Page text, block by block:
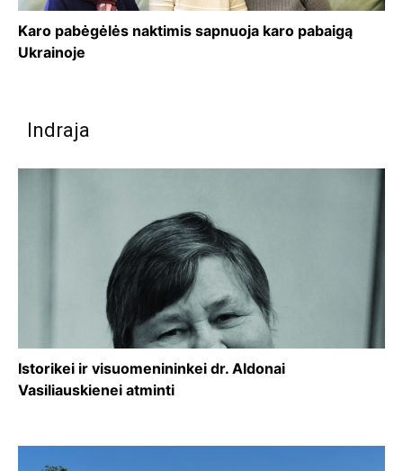
Karo pabėgėlės naktimis sapnuoja karo pabaigą
Ukrainoje
Indraja
Istorikei ir visuomenininkei dr. Aldonai
Vasiliauskienei atminti